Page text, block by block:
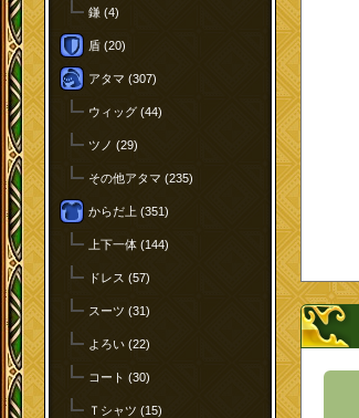
鎌 (4)
盾 (20)
アタマ (307)
ウィッグ (44)
ツノ (29)
その他アタマ (235)
からだ上 (351)
上下一体 (144)
ドレス (57)
スーツ (31)
よろい (22)
コート (30)
Ｔシャツ (15)